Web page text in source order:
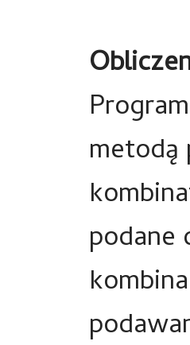
metodą
podane